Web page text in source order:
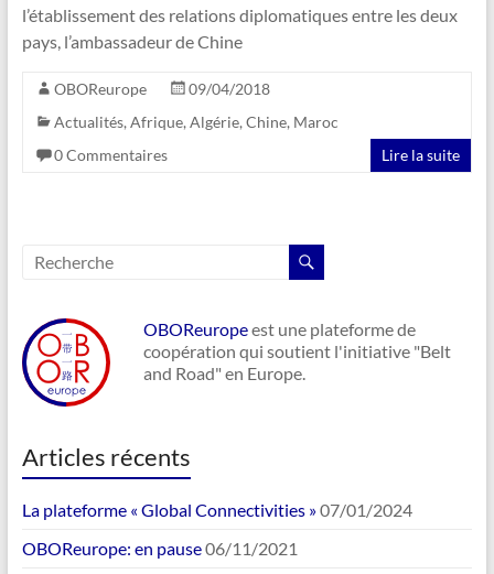
l’établissement des relations diplomatiques entre les deux
pays, l’ambassadeur de Chine
OBOReurope
09/04/2018
Actualités, Afrique, Algérie, Chine, Maroc
0 Commentaires
Lire la suite
OBOReuropeest une plateforme de
coopération qui soutient l'initiative "Belt
and Road" en Europe.
Articles récents
La plateforme « Global Connectivities »07/01/2024
OBOReurope: en pause06/11/2021